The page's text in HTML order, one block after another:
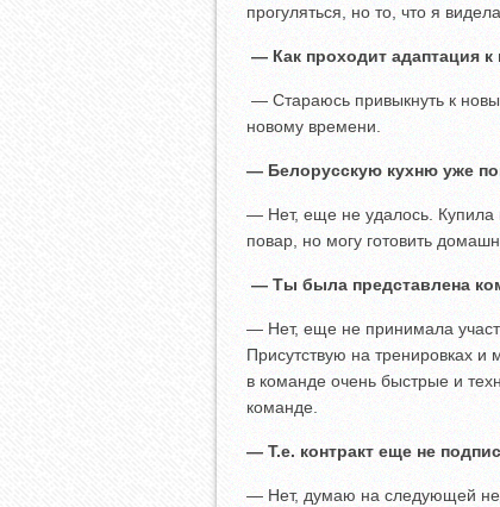
прогуляться, но то, что я
— Как проходит адаптация
— Стараюсь привыкнуть к
новому времени.
— Белорусскую кухню уже
— Нет, еще не удалось. Купила
повар, но могу готовить
— Ты была представлена
— Нет, еще не принимала
Присутствую на тренировках и
в команде очень быстрые и
команде.
— Т.е. контракт еще не
— Нет, думаю на следующей